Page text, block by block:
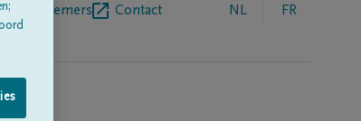
Contact NL FR